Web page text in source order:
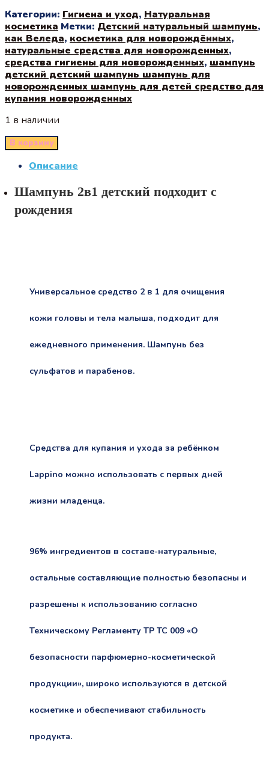
Категории: Гигиена и уход, Натуральная
косметика Метки: Детский натуральный шампунь,
как Веледа, косметика для новорождённых,
натуральные средства для новорожденных,
средства гигиены для новорожденных, шампунь
детский детский шампунь шампунь для
новорожденных шампунь для детей средство для
купания новорожденных
1 в наличии
В корзину
Описание
Шампунь 2в1 детский подходит с
рождения
Универсальное средство 2 в 1 для очищения
кожи головы и тела малыша, подходит для
ежедневного применения. Шампунь без
сульфатов и парабенов.
Средства для купания и ухода за ребёнком
Lappino можно использовать с первых дней
жизни младенца.
96% ингредиентов в составе-натуральные,
остальные составляющие полностью безопасны и
разрешены к использованию согласно
Техническому Регламенту ТР ТС 009 «О
безопасности парфюмерно-косметической
продукции», широко используются в детской
косметике и обеспечивают стабильность
продукта.